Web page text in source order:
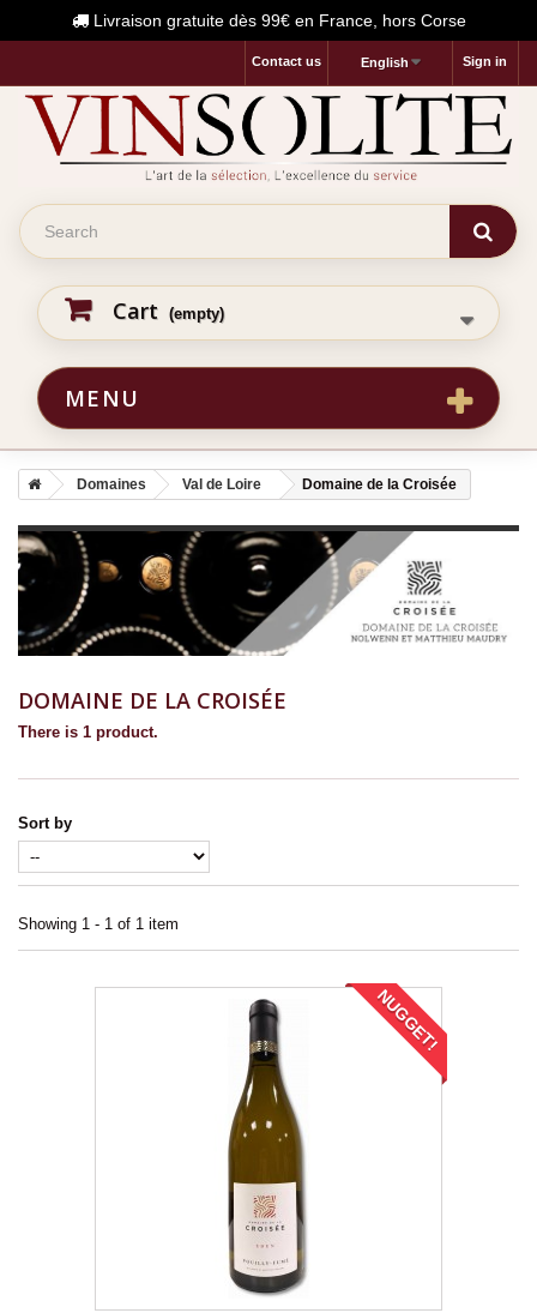
Livraison gratuite dès 99€ en France, hors Corse
Sign in
English
Contact us
Cart (empty)
MENU
Domaines Val de Loire Domaine de la Croisée
DOMAINE DE LA CROISÉE
There is 1 product.
Sort by
Showing 1 - 1 of 1 item
NUGGET!